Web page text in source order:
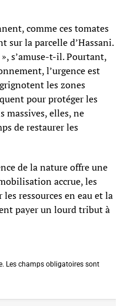
comme ces tomates
sur la parcelle d’Hassani.
», s’amuse-t-il. Pourtant,
l’urgence est
les zones
pour protéger les
massives, elles, ne
de restaurer les
de la nature offre une
accrue, les
ressources en eau et la
payer un lourd tribut à
Les champs obligatoires sont